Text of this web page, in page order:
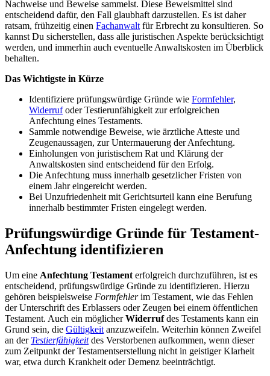
Nachweise und Beweise sammelst. Diese Beweismittel sind
entscheidend dafür, den Fall glaubhaft darzustellen. Es ist daher
ratsam, frühzeitig einen Fachanwalt für Erbrecht zu konsultieren. So
kannst Du sicherstellen, dass alle juristischen Aspekte berücksichtigt
werden, und immerhin auch eventuelle Anwaltskosten im Überblick
behalten.
Das Wichtigste in Kürze
Identifiziere prüfungswürdige Gründe wie Formfehler,
Widerrufoder Testierunfähigkeit zur erfolgreichen
Anfechtung eines Testaments.
Sammle notwendige Beweise, wie ärztliche Atteste und
Zeugenaussagen, zur Untermauerung der Anfechtung.
Einholungen von juristischem Rat und Klärung der
Anwaltskosten sind entscheidend für den Erfolg.
Die Anfechtung muss innerhalb gesetzlicher Fristen von
einem Jahr eingereicht werden.
Bei Unzufriedenheit mit Gerichtsurteil kann eine Berufung
innerhalb bestimmter Fristen eingelegt werden.
Prüfungswürdige Gründe für Testament-
Anfechtung identifizieren
Um eine Anfechtung Testament erfolgreich durchzuführen, ist es
entscheidend, prüfungswürdige Gründe zu identifizieren. Hierzu
gehören beispielsweise Formfehlerim Testament, wie das Fehlen
der Unterschrift des Erblassers oder Zeugen bei einem öffentlichen
Testament. Auch ein möglicherWiderrufdes Testaments kann ein
Grund sein, die Gültigkeit anzuzweifeln. Weiterhin können Zweifel
an der Testierfähigkeitdes Verstorbenen aufkommen, wenn dieser
zum Zeitpunkt der Testamentserstellung nicht in geistiger Klarheit
war, etwa durch Krankheit oder Demenz beeinträchtigt.